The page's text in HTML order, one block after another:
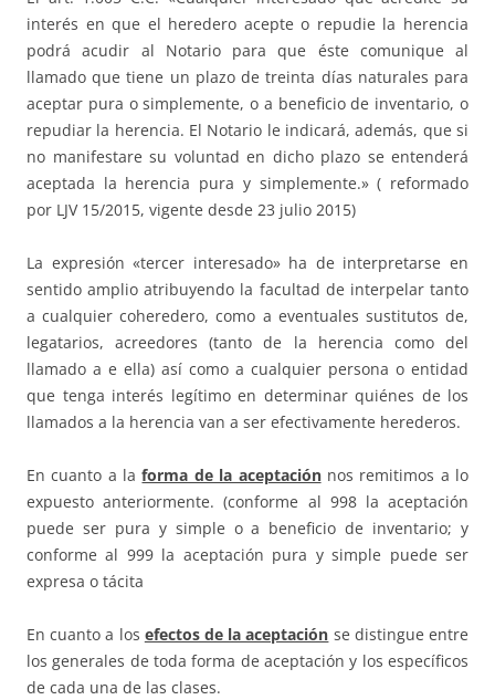
interés en que el heredero acepte o repudie la herencia
podrá acudir al Notario para que éste comunique al
llamado que tiene un plazo de treinta días naturales para
aceptar pura o simplemente, o a beneficio de inventario, o
repudiar la herencia. El Notario le indicará, además, que si
no manifestare su voluntad en dicho plazo se entenderá
aceptada la herencia pura y simplemente.» ( reformado
por LJV 15/2015, vigente desde 23 julio 2015)
La expresión «tercer interesado» ha de interpretarse en
sentido amplio atribuyendo la facultad de interpelar tanto
a cualquier coheredero, como a eventuales sustitutos de,
legatarios, acreedores (tanto de la herencia como del
llamado a e ella) así como a cualquier persona o entidad
que tenga interés legítimo en determinar quiénes de los
llamados a la herencia van a ser efectivamente herederos.
En cuanto a laforma de la aceptaciónnos remitimos a lo
expuesto anteriormente. (conforme al 998 la aceptación
puede ser pura y simple o a beneficio de inventario; y
conforme al 999 la aceptación pura y simple puede ser
expresa o tácita
En cuanto a los efectos de la aceptación se distingue entre
los generales de toda forma de aceptación y los específicos
de cada una de las clases.